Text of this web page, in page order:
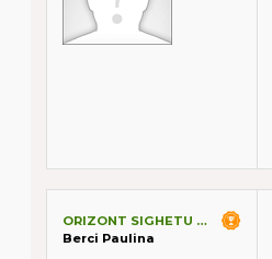
ORIZONT SIGHETU MARMATIEI SRL
Berci Paulina